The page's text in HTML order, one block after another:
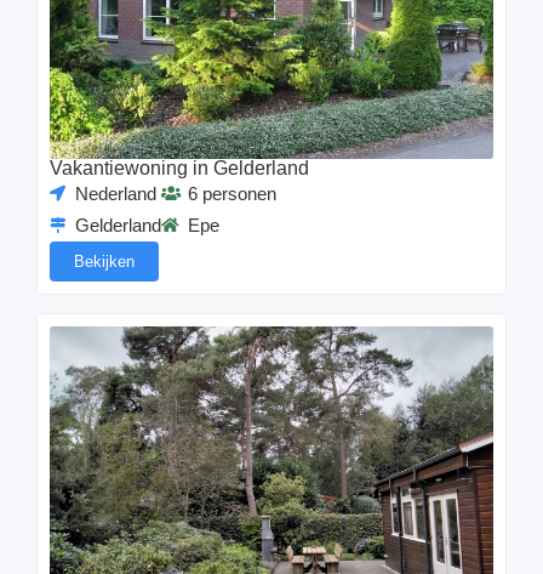
Vakantiewoning in Gelderland
Nederland
Gelderland
6 personen
Epe
Bekijken